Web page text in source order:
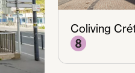
Coliving